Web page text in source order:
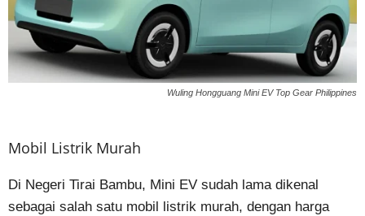
Wuling Hongguang Mini EV Top Gear Philippines
Mobil Listrik Murah
Di Negeri Tirai Bambu, Mini EV sudah lama dikenal
sebagai salah satu mobil listrik murah, dengan harga